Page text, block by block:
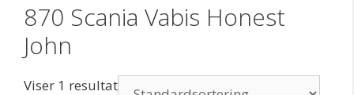
870 Scania Vabis Honest
John
Viser 1 resultat